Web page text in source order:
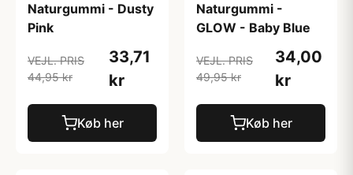
Naturgummi - Dusty
Pink
VEJL. PRIS
44,95 kr
33,71
kr
Køb her
Naturgummi -
GLOW - Baby Blue
VEJL. PRIS
49,95 kr
34,00
kr
Køb her